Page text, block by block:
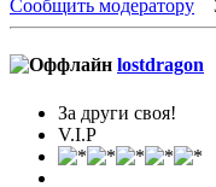
Сообщить модератору
lostdragon
За други своя!
V.I.P